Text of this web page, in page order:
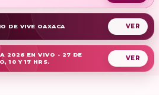
DE VIVE OAXACA
2026 EN VIVO - 27 DE
10 Y 17 HRS.